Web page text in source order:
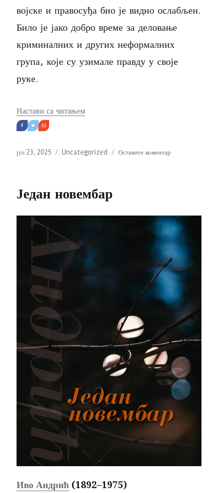
војске и правосуђа био је видно ослабљен.
Било је јако добро време за деловање
криминалних и других неформалних
група, које су узимале правду у своје
руке.
Настави са читањем„Човеку може бити одузето све, осим
Објављено
јул 23, 2025 Категорије
Uncategorized Оставите коментар
слободе
мисли!
Један новембар
Иво Андрић (1892–1975)